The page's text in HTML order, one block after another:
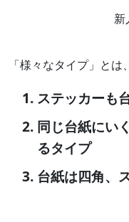
新
「様々なタイプ」とは
ステッカーも
同じ台紙にい
るタイプ
台紙は四角、